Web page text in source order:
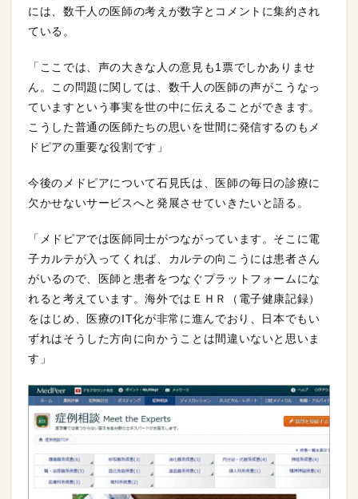
には、数千人の医師の考えが数字とコメントに集約され
ている。
「ここでは、声の大きな人の意見も1票でしかありませ
ん。この問題に関しては、数千人の医師の声がこうなっ
ていますという事実を世の中に伝えることができます。
こうした普通の医師たちの思いを世間に発信するのもメ
ドピアの重要な役割です」
今後のメドピアについて石見氏は、医師の毎日の診療に
欠かせないサービスへと発展させていきたいと語る。
「メドピアでは医師同士がつながっています。そこに電
子カルテが入ってくれば、カルテの向こうには患者さん
がいるので、医師と患者をつなぐプラットフォームにな
れると考えています。海外ではＥＨＲ（電子健康記録）
をはじめ、医療のIT化が非常に進んでおり、日本でもい
ずれはそうした方向に向かうことは間違いないと思いま
す」